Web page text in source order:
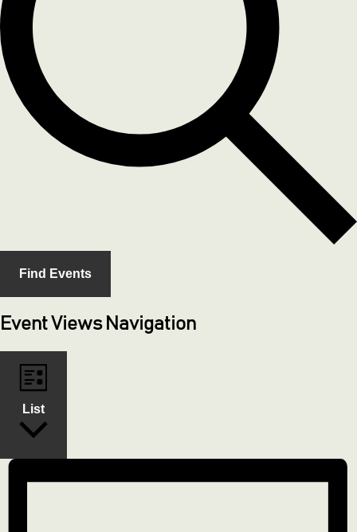
Find Events
Event Views Navigation
List